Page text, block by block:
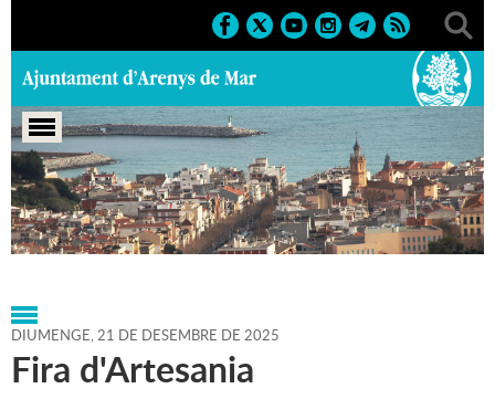
Portada > Agenda > 21-12-
2025 > Marcs > Culturals > 2025 > Fires
DIUMENGE,21 DE DESEMBRE DE 2025
Fira d'Artesania